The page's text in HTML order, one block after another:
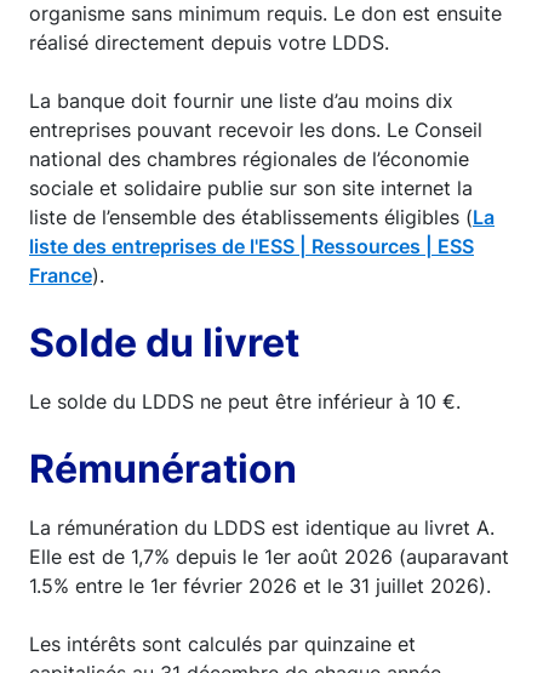
organisme sans minimum requis. Le don est ensuite
réalisé directement depuis votre LDDS.
La banque doit fournir une liste d’au moins dix
entreprises pouvant recevoir les dons. Le Conseil
national des chambres régionales de l’économie
sociale et solidaire publie sur son site internet la
liste de l’ensemble des établissements éligibles (La
liste des entreprises de l'ESS | Ressources | ESS
France).
Solde du livret
Le solde du LDDS ne peut être inférieur à 10 €.
Rémunération
La rémunération du LDDS est identique au livret A.
Elle est de 1,7% depuis le 1er août 2026 (auparavant
1.5% entre le 1er février 2026 et le 31 juillet 2026).
Les intérêts sont calculés par quinzaine et